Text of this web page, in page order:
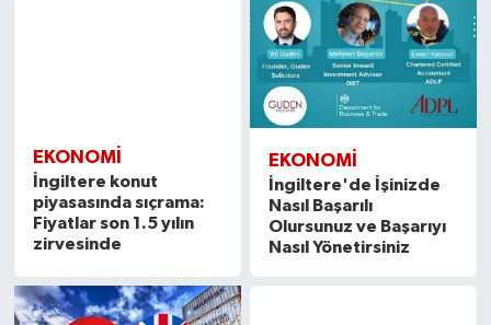
EKONOMİ
İngiltere konut
piyasasında sıçrama:
Fiyatlar son 1.5 yılın
zirvesinde
EKONOMİ
İngiltere'de İşinizde
Nasıl Başarılı
Olursunuz ve Başarıyı
Nasıl Yönetirsiniz